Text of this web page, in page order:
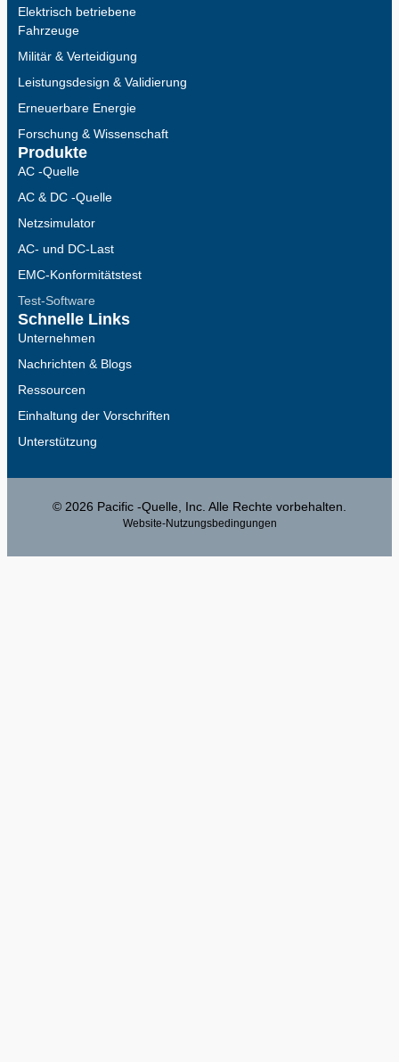
Elektrisch betriebene
Fahrzeuge
Militär & Verteidigung
Leistungsdesign & Validierung
Erneuerbare Energie
Forschung & Wissenschaft
Produkte
AC -Quelle
AC & DC -Quelle
Netzsimulator
AC- und DC-Last
EMC-Konformitätstest
Test-Software
Schnelle Links
Unternehmen
Nachrichten & Blogs
Ressourcen
Einhaltung der Vorschriften
Unterstützung
© 2026 Pacific -Quelle, Inc. Alle Rechte vorbehalten.
Website-Nutzungsbedingungen